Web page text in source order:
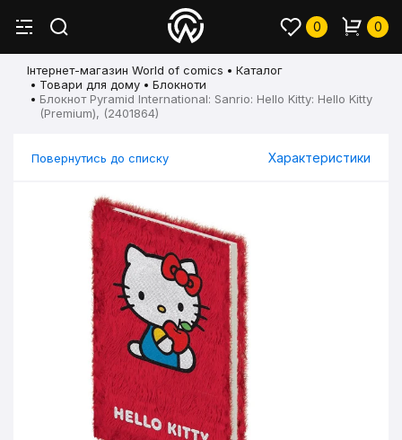
0 0
Інтернет-магазин World of comics
Каталог
Товари для дому
Блокноти
Блокнот Pyramid International: Sanrio: Hello Kitty: Hello Kitty
(Premium), (2401864)
Повернутись до списку Характеристики